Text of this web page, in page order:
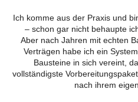
Ich komme aus der Praxis und
– schon gar nicht behaupte
Aber nach Jahren mit echten
Verträgen habe ich ein
Bausteine in sich vereint,
vollständigste
nach ihrem